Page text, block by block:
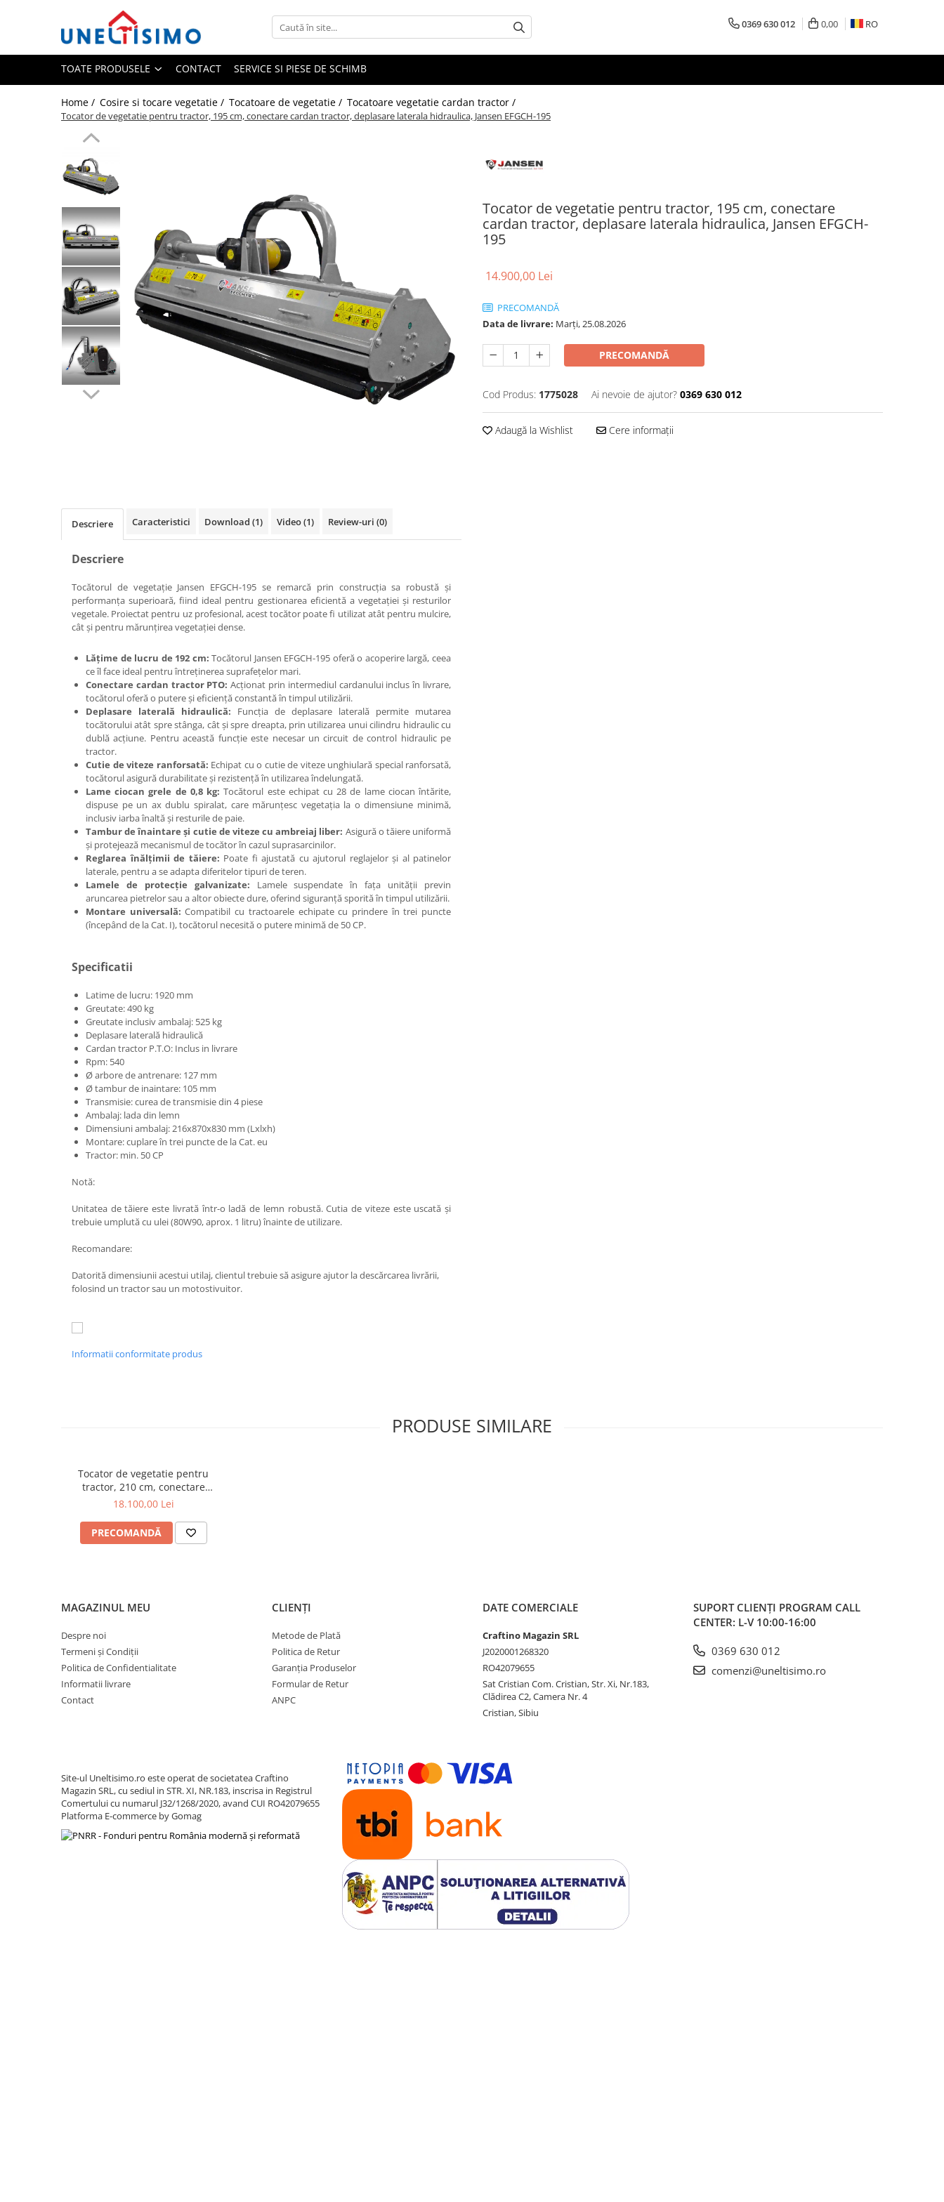
Toate Produsele
Tocatoare crengi si resturi vegetale
Prelucrare biomasa
Aspiratoare si suflante frunze
Despicatoare cu motor termic
Despicatoare electrice
Despicatoare hidraulice
Despicatoare priza tractor PTO
Fierastraie circulare lemne
Infoliatoare
Linii taiere si despicare
Masini de maturat
Mori de cereale
Polizoare de cioturi pomi
Transport si manipulare
Dumpere si roabe
Accesorii dumpere
Benzi transportoare
Cupe transport
Incarcatoare telescopice
Motostivuitoare
Remorci agricole
Remorci Tehnologice
Transpaleti si stivuitoare
Prelucrarea solului
Accesorii utilaje
Accesorii excavatoare
Colectoare de piatra
Lame nivelare pamant tractor
Pluguri de zapada
Tamburi de nivelare
Miniexcavatoare
Buldoexcavatoare
Freze de zapada
Incarcatoare frontale
Masini batut stalpi
Masini de sapat santuri
Motocultoare si accesorii
Piese schimb Dumpere si Roabe
Tocatoare de vegetatie cu brat
Tocatoare de vegetatie teleghidate
Tocatoare vegetatie cardan tractor
Tocatoare vegetatie hidraulice
Motocositoare
Roboti de tuns iarba
Protectia si ingrijirea plantelor
Atomizoare
Semanatori si plantatoare
Tamburi irigatii
Vehicule electrice
0369 630 012 0,00 RO
TOATE PRODUSELE CONTACT SERVICE SI PIESE DE SCHIMB
Home / Cosire si tocare vegetatie / Tocatoare de vegetatie / Tocatoare vegetatie cardan tractor /
Tocator de vegetatie pentru tractor, 195 cm, conectare cardan tractor, deplasare laterala hidraulica, Jansen EFGCH-195
Tocator de vegetatie pentru tractor, 195 cm, conectare
cardan tractor, deplasare laterala hidraulica, Jansen EFGCH-
195
14.900,00 Lei
PRECOMANDĂ
Data de livrare: Marți, 25.08.2026
PRECOMANDĂ
Cod Produs: 1775028 Ai nevoie de ajutor? 0369 630 012
Adaugă la Wishlist Cere informații
Descriere Caracteristici Download (1) Video(1) Review-uri (0)
Descriere
Tocătorul de vegetație Jansen EFGCH-195 se remarcă prin construcția sa robustă și
performanța superioară, fiind ideal pentru gestionarea eficientă a vegetației și resturilor
vegetale. Proiectat pentru uz profesional, acest tocător poate fi utilizat atât pentru mulcire,
cât și pentru mărunțirea vegetației dense.
Lățime de lucru de 192 cm: Tocătorul Jansen EFGCH-195 oferă o acoperire largă, ceea
ce îl face ideal pentru întreținerea suprafețelor mari.
Conectare cardan tractor PTO: Acționat prin intermediul cardanului inclus în livrare,
tocătorul oferă o putere și eficiență constantă în timpul utilizării.
Deplasare laterală hidraulică: Funcția de deplasare laterală permite mutarea
tocătorului atât spre stânga, cât și spre dreapta, prin utilizarea unui cilindru hidraulic cu
dublă acțiune. Pentru această funcție este necesar un circuit de control hidraulic pe
tractor.
Cutie de viteze ranforsată: Echipat cu o cutie de viteze unghiulară special ranforsată,
tocătorul asigură durabilitate și rezistență în utilizarea îndelungată.
Lame ciocan grele de 0,8 kg: Tocătorul este echipat cu 28 de lame ciocan întărite,
dispuse pe un ax dublu spiralat, care mărunțesc vegetația la o dimensiune minimă,
inclusiv iarba înaltă și resturile de paie.
Tambur de înaintare și cutie de viteze cu ambreiaj liber: Asigură o tăiere uniformă
și protejează mecanismul de tocător în cazul suprasarcinilor.
Reglarea înălțimii de tăiere: Poate fi ajustată cu ajutorul reglajelor și al patinelor
laterale, pentru a se adapta diferitelor tipuri de teren.
Lamele de protecție galvanizate: Lamele suspendate în fața unității previn
aruncarea pietrelor sau a altor obiecte dure, oferind siguranță sporită în timpul utilizării.
Montare universală: Compatibil cu tractoarele echipate cu prindere în trei puncte
(începând de la Cat. I), tocătorul necesită o putere minimă de 50 CP.
Specificatii
Latime de lucru: 1920 mm
Greutate: 490 kg
Greutate inclusiv ambalaj: 525 kg
Deplasare laterală hidraulică
Cardan tractor P.T.O: Inclus in livrare
Rpm: 540
Ø arbore de antrenare: 127 mm
Ø tambur de inaintare: 105 mm
Transmisie: curea de transmisie din 4 piese
Ambalaj: lada din lemn
Dimensiuni ambalaj: 216x870x830 mm (Lxlxh)
Montare: cuplare în trei puncte de la Cat. eu
Tractor: min. 50 CP
Notă:
Unitatea de tăiere este livrată într-o ladă de lemn robustă. Cutia de viteze este uscată și
trebuie umplută cu ulei (80W90, aprox. 1 litru) înainte de utilizare.
Recomandare:
Datorită dimensiunii acestui utilaj, clientul trebuie să asigure ajutor la descărcarea livrării,
folosind un tractor sau un motostivuitor.
Informatii conformitate produs
PRODUSE SIMILARE
Tocator de vegetatie pentru
tractor, 210 cm, conectare
cardan tractor, deplasare
EFGCH-220
18.100,00 Lei
PRECOMANDĂ
MAGAZINUL MEU
Despre noi
Termeni și Condiții
Politica de Confidentialitate
Informatii livrare
Contact
CLIENȚI
Metode de Plată
Politica de Retur
Garanția Produselor
Formular de Retur
ANPC
DATE COMERCIALE
Craftino Magazin SRL
J2020001268320
RO42079655
Sat Cristian Com. Cristian, Str. Xi, Nr.183,
Clădirea C2, Camera Nr. 4
Cristian, Sibiu
SUPORT CLIENȚI PROGRAM CALL
CENTER: L-V 10:00-16:00
0369 630 012
comenzi@uneltisimo.ro
Site-ul Uneltisimo.ro este operat de societatea Craftino
Magazin SRL, cu sediul in STR. XI, NR.183, inscrisa in Registrul
Comertului cu numarul J32/1268/2020, avand CUI RO42079655
Platforma E-commerce by Gomag